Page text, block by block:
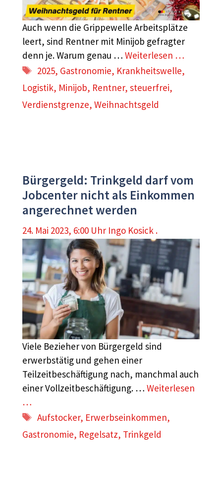
Auch wenn die Grippewelle Arbeitsplätze
leert, sind Rentner mit Minijob gefragter
denn je. Warum genau … Weiterlesen …
Schlagwörter
2025, Gastronomie, Krankheitswelle,
Logistik, Minijob, Rentner, steuerfrei,
Verdienstgrenze, Weihnachtsgeld
Bürgergeld: Trinkgeld darf vom
Jobcenter nicht als Einkommen
angerechnet werden
24. Mai 2023, 6:00 Uhr Ingo Kosick .
Viele Bezieher von Bürgergeld sind
erwerbstätig und gehen einer
Teilzeitbeschäftigung nach, manchmal auch
einer Vollzeitbeschäftigung. … Weiterlesen
…
Schlagwörter
Aufstocker, Erwerbseinkommen,
Gastronomie, Regelsatz, Trinkgeld